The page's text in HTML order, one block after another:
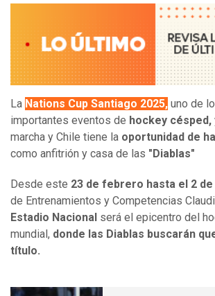
La Nations Cup Santiago 2025, uno de
importantes eventos de hockey césped,
marcha y Chile tiene la oportunidad de
como anfitrión y casa de las "Diablas"
Desde este 23 de febrero hasta el 2
de Entrenamientos y Competencias
Estadio Nacional será el epicentro del
mundial, donde las Diablas buscarán
título.